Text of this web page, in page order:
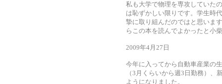
私も大学で物理を専攻していた
は恥ずかしい限りです。学生時
摯に取り組んだのではと思いま
らこの本を読んでよかったと小
2009年4月27日
今年に入ってから自動車産業の
（3月くらいから週3日勤務）
ようになりました。